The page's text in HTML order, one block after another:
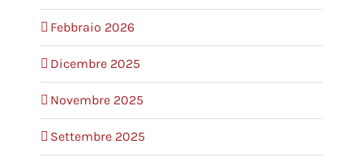
Febbraio 2026
Dicembre 2025
Novembre 2025
Settembre 2025